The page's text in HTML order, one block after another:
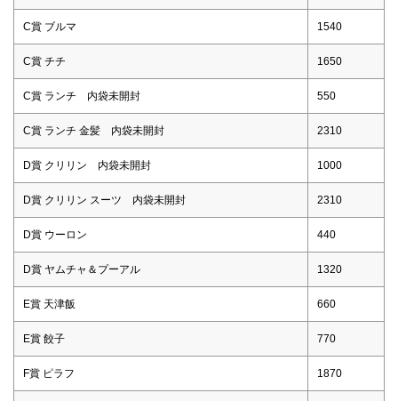
C賞 ブルマ 1540
C賞 チチ 1650
C賞 ランチ 内袋未開封 550
C賞 ランチ 金髪 内袋未開封 2310
D賞 クリリン 内袋未開封 1000
D賞 クリリン スーツ 内袋未開封 2310
D賞 ウーロン 440
D賞 ヤムチャ＆プーアル 1320
E賞 天津飯 660
E賞 餃子 770
F賞 ピラフ 1870